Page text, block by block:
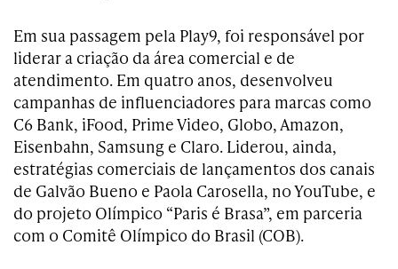
Em sua passagem pela Play9, foi responsável por
liderar a criação da área comercial e de
atendimento. Em quatro anos, desenvolveu
campanhas de influenciadores para marcas como
C6 Bank, iFood, Prime Video, Globo, Amazon,
Eisenbahn, Samsung e Claro. Liderou, ainda,
estratégias comerciais de lançamentos dos canais
de Galvão Bueno e Paola Carosella, no YouTube, e
do projeto Olímpico “Paris é Brasa”, em parceria
com o Comitê Olímpico do Brasil (COB).